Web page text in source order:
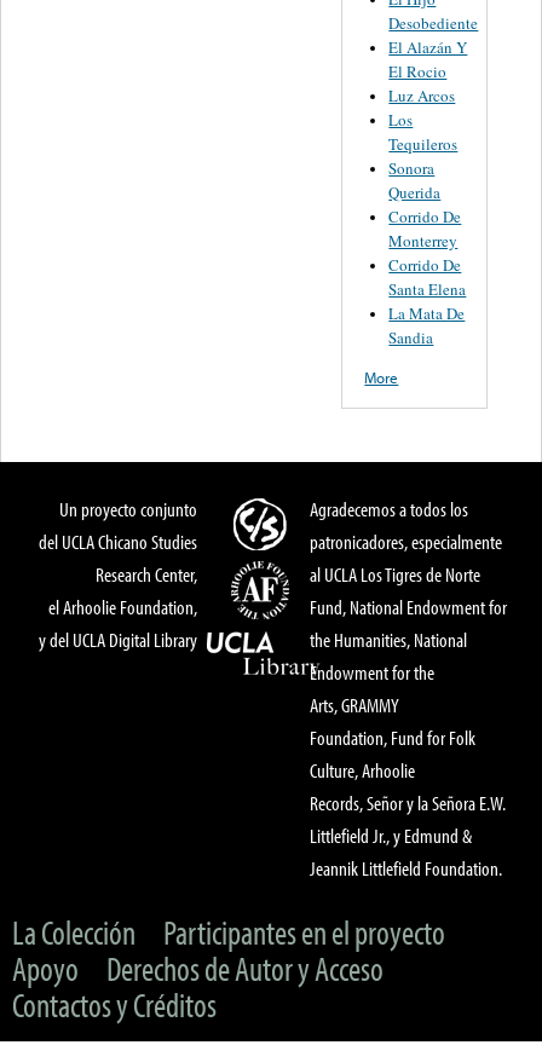
Desobediente
El Alazán Y
El Rocio
Luz Arcos
Los
Tequileros
Sonora
Querida
Corrido De
Monterrey
Corrido De
Santa Elena
La Mata De
Sandia
More
Un proyecto conjunto
del UCLA Chicano Studies
Research Center,
el Arhoolie Foundation,
y del UCLA Digital Library
Agradecemos a todos los
patronicadores, especialmente
al UCLA Los Tigres de Norte
Fund, National Endowment for
the Humanities, National
Endowment for the
Arts, GRAMMY
Foundation, Fund for Folk
Culture, Arhoolie
Records, Señor y la Señora E.W.
Littlefield Jr., y Edmund &
Jeannik Littlefield Foundation.
La Colección
Participantes en el proyecto
Apoyo
Derechos de Autor y Acceso
Contactos y Créditos